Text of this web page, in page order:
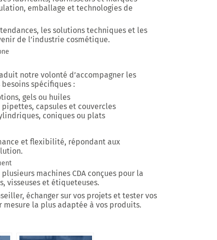
emballage et technologies de
les solutions techniques et les
de l’industrie cosmétique.
notre volonté d’accompagner les
spécifiques :
gels ou huiles
capsules et couvercles
coniques ou plats
et flexibilité, répondant aux
machines CDA conçues pour la
visseuses et étiqueteuses.
échanger sur vos projets et tester vos
la plus adaptée à vos produits.